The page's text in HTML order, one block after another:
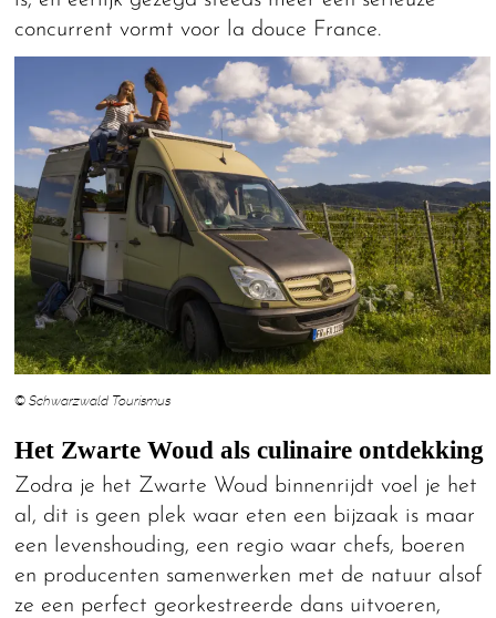
concurrent vormt voor la douce France.
© Schwarzwald Tourismus
Het Zwarte Woud als culinaire ontdekking
Zodra je het Zwarte Woud binnenrijdt voel je het
al, dit is geen plek waar eten een bijzaak is maar
een levenshouding, een regio waar chefs, boeren
en producenten samenwerken met de natuur alsof
ze een perfect georkestreerde dans uitvoeren,